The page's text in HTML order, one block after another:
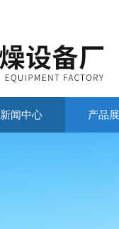
新闻中心 产品